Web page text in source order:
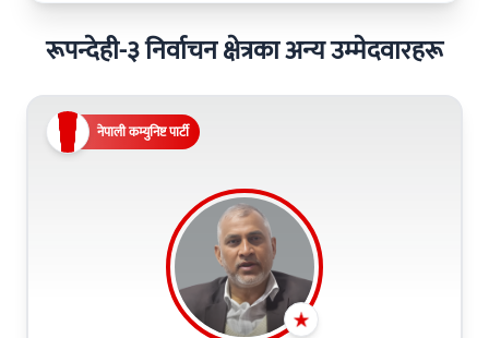
रूपन्देही-३ निर्वाचन क्षेत्रका अन्य उम्मेदवारहरू
नेपाली कम्युनिष्ट पार्टी